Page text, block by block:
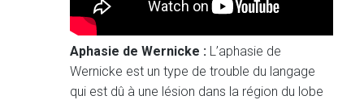
Aphasie deWernicke : L’aphasie de
Wernicke est un type de trouble du langage
qui est dû à une lésion dans la région du lobe